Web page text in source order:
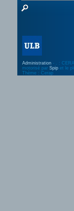
Administration - . :
motorisé par Spip et le
Thème : Cerap